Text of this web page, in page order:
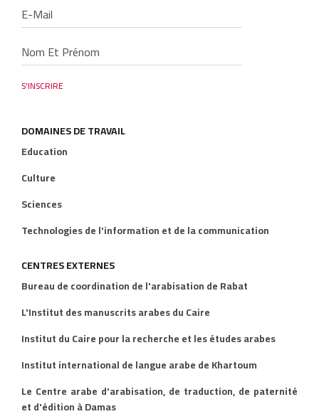
DOMAINES DE TRAVAIL
Education
Culture
Sciences
Technologies de l'information et de la communication
CENTRES EXTERNES
Bureau de coordination de l'arabisation de Rabat
L'Institut des manuscrits arabes du Caire
Institut du Caire pour la recherche et les études arabes
Institut international de langue arabe de Khartoum
Le Centre arabe d'arabisation, de traduction, de paternité
et d'édition à Damas